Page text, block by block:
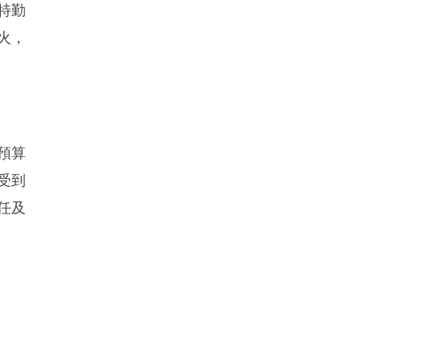
勤
，
算
到
及